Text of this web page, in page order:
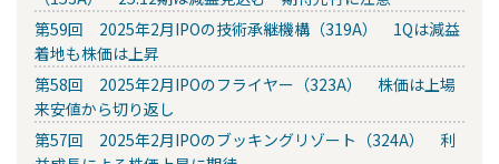
第59回 2025年2月IPOの技術承継機構（319A） 1Qは減益
着地も株価は上昇
第58回 2025年2月IPOのフライヤー（323A） 株価は上場
来安値から切り返し
第57回 2025年2月IPOのブッキングリゾート（324A） 利